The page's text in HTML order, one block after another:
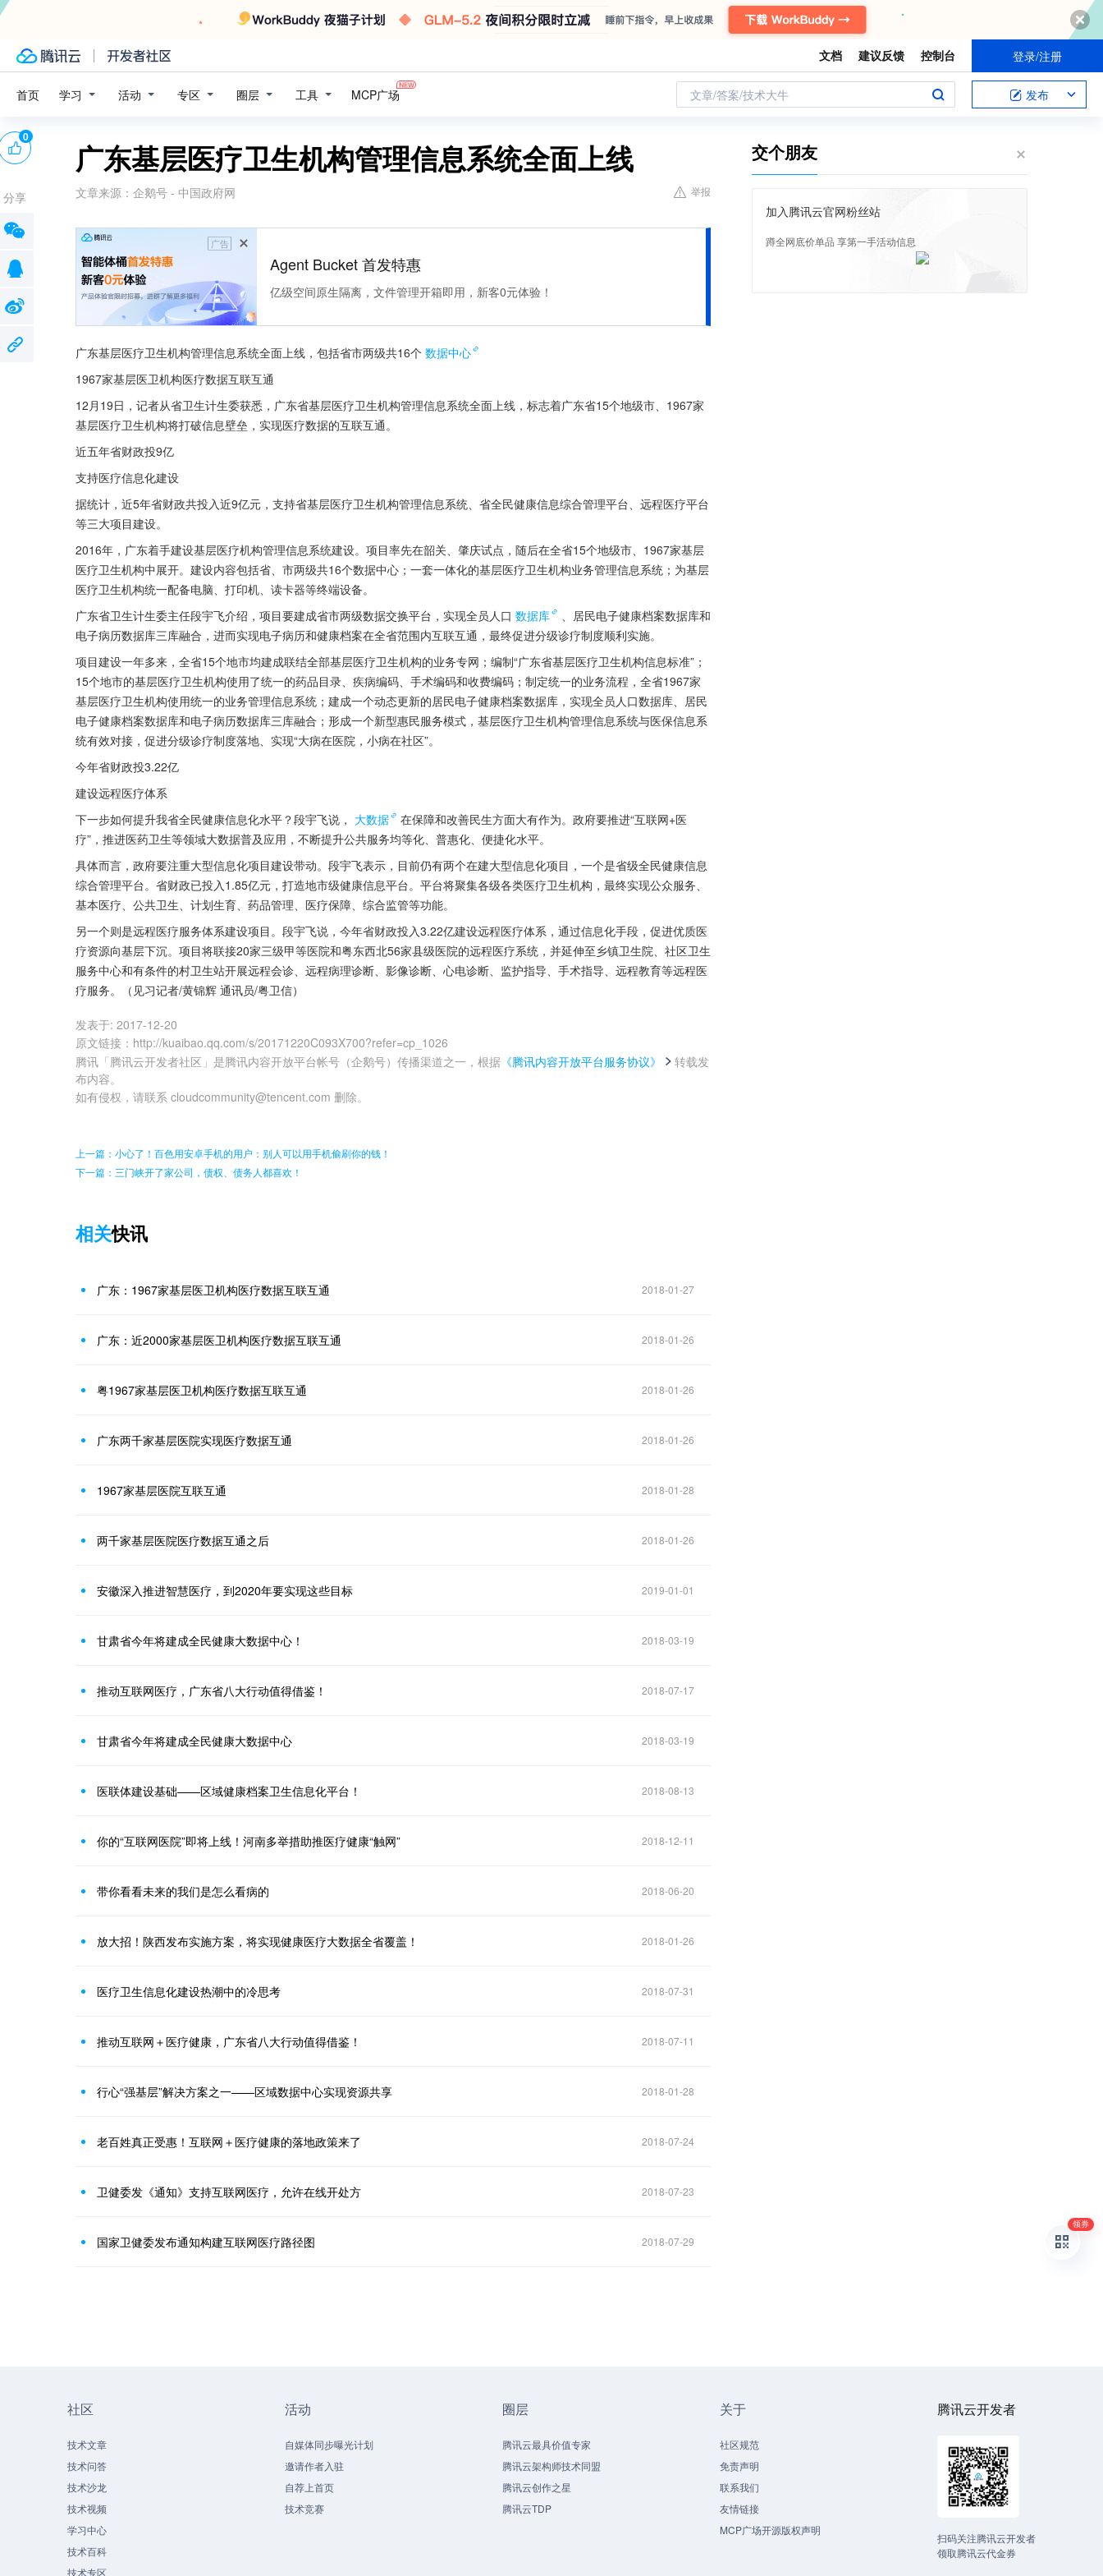
文档 建议反馈 控制台 登录/注册
首页 学习 活动 专区 圈层 工具 MCP广场 文章/答案/技术大牛 发布
广东基层医疗卫生机构管理信息系统全面上线
文章来源： 企鹅号 - 中国政府网 举报
广告
Agent Bucket 首发特惠
亿级空间原生隔离，文件管理开箱即用，新客0元体验！
广东基层医疗卫生机构管理信息系统全面上线，包括省市两级共16个 数据中心
1967家基层医卫机构医疗数据互联互通
12月19日，记者从省卫生计生委获悉，广东省基层医疗卫生机构管理信息系统全面上线，标志着广东省15个地级市、1967家
基层医疗卫生机构将打破信息壁垒，实现医疗数据的互联互通。
近五年省财政投9亿
支持医疗信息化建设
据统计，近5年省财政共投入近9亿元，支持省基层医疗卫生机构管理信息系统、省全民健康信息综合管理平台、远程医疗平台
等三大项目建设。
2016年，广东着手建设基层医疗机构管理信息系统建设。项目率先在韶关、肇庆试点，随后在全省15个地级市、1967家基层
医疗卫生机构中展开。建设内容包括省、市两级共16个数据中心；一套一体化的基层医疗卫生机构业务管理信息系统；为基层
医疗卫生机构统一配备电脑、打印机、读卡器等终端设备。
广东省卫生计生委主任段宇飞介绍，项目要建成省市两级数据交换平台，实现全员人口 数据库
、居民电子健康档案数据库和
电子病历数据库三库融合，进而实现电子病历和健康档案在全省范围内互联互通，最终促进分级诊疗制度顺利实施。
项目建设一年多来，全省15个地市均建成联结全部基层医疗卫生机构的业务专网；编制“广东省基层医疗卫生机构信息标准”；
15个地市的基层医疗卫生机构使用了统一的药品目录、疾病编码、手术编码和收费编码；制定统一的业务流程，全省1967家
基层医疗卫生机构使用统一的业务管理信息系统；建成一个动态更新的居民电子健康档案数据库，实现全员人口数据库、居民
电子健康档案数据库和电子病历数据库三库融合；形成一个新型惠民服务模式，基层医疗卫生机构管理信息系统与医保信息系
统有效对接，促进分级诊疗制度落地、实现“大病在医院，小病在社区”。
今年省财政投3.22亿
建设远程医疗体系
下一步如何提升我省全民健康信息化水平？段宇飞说， 大数据
在保障和改善民生方面大有作为。政府要推进“互联网+医
疗”，推进医药卫生等领域大数据普及应用，不断提升公共服务均等化、普惠化、便捷化水平。
具体而言，政府要注重大型信息化项目建设带动。段宇飞表示，目前仍有两个在建大型信息化项目，一个是省级全民健康信息
综合管理平台。省财政已投入1.85亿元，打造地市级健康信息平台。平台将聚集各级各类医疗卫生机构，最终实现公众服务、
基本医疗、公共卫生、计划生育、药品管理、医疗保障、综合监管等功能。
另一个则是远程医疗服务体系建设项目。段宇飞说，今年省财政投入3.22亿建设远程医疗体系，通过信息化手段，促进优质医
疗资源向基层下沉。项目将联接20家三级甲等医院和粤东西北56家县级医院的远程医疗系统，并延伸至乡镇卫生院、社区卫生
服务中心和有条件的村卫生站开展远程会诊、远程病理诊断、影像诊断、心电诊断、监护指导、手术指导、远程教育等远程医
疗服务。（见习记者/黄锦辉 通讯员/粤卫信）
发表于: 2017-12-20
原文链接 ： http://kuaibao.qq.com/s/20171220C093X700?refer=cp_1026
腾讯「腾讯云开发者社区」是腾讯内容开放平台帐号（企鹅号）传播渠道之一，根据 《腾讯内容开放平台服务协议》
转载发
布内容。
如有侵权，请联系 cloudcommunity@tencent.com 删除。
0
分享
上一篇：小心了！百色用安卓手机的用户：别人可以用手机偷刷你的钱！
下一篇：三门峡开了家公司，债权、债务人都喜欢！
相关快讯
广东：1967家基层医卫机构医疗数据互联互通 2018-01-27
广东：近2000家基层医卫机构医疗数据互联互通 2018-01-26
粤1967家基层医卫机构医疗数据互联互通 2018-01-26
广东两千家基层医院实现医疗数据互通 2018-01-26
1967家基层医院互联互通 2018-01-28
两千家基层医院医疗数据互通之后 2018-01-26
安徽深入推进智慧医疗，到2020年要实现这些目标 2019-01-01
甘肃省今年将建成全民健康大数据中心！ 2018-03-19
推动互联网医疗，广东省八大行动值得借鉴！ 2018-07-17
甘肃省今年将建成全民健康大数据中心 2018-03-19
医联体建设基础——区域健康档案卫生信息化平台！ 2018-08-13
你的“互联网医院”即将上线！河南多举措助推医疗健康“触网” 2018-12-11
带你看看未来的我们是怎么看病的 2018-06-20
放大招！陕西发布实施方案，将实现健康医疗大数据全省覆盖！ 2018-01-26
医疗卫生信息化建设热潮中的冷思考 2018-07-31
推动互联网＋医疗健康，广东省八大行动值得借鉴！ 2018-07-11
行心“强基层”解决方案之一——区域数据中心实现资源共享 2018-01-28
老百姓真正受惠！互联网＋医疗健康的落地政策来了 2018-07-24
卫健委发《通知》支持互联网医疗，允许在线开处方 2018-07-23
国家卫健委发布通知构建互联网医疗路径图 2018-07-29
交个朋友
加入腾讯云官网粉丝站
蹲全网底价单品 享第一手活动信息
社区
技术文章
技术问答
技术沙龙
技术视频
学习中心
技术百科
技术专区
活动
自媒体同步曝光计划
邀请作者入驻
自荐上首页
技术竞赛
圈层
腾讯云最具价值专家
腾讯云架构师技术同盟
腾讯云创作之星
腾讯云TDP
关于
社区规范
免责声明
联系我们
友情链接
MCP广场开源版权声明
腾讯云开发者
扫码关注腾讯云开发者
领取腾讯云代金券
领券